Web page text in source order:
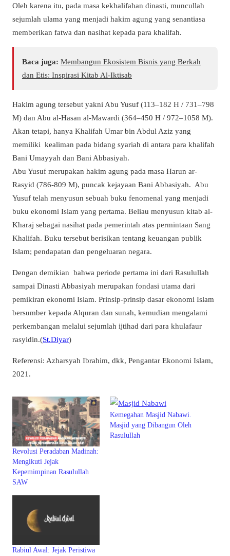
Oleh karena itu, pada masa kekhalifahan dinasti, muncullah
sejumlah ulama yang menjadi hakim agung yang senantiasa
memberikan fatwa dan nasihat kepada para khalifah.
Baca juga: Membangun Ekosistem Bisnis yang Berkah
dan Etis: Inspirasi Kitab Al-Iktisab
Hakim agung tersebut yakni Abu Yusuf (113–182 H / 731–798
M) dan Abu al-Hasan al-Mawardi (364–450 H / 972–1058 M).
Akan tetapi, hanya Khalifah Umar bin Abdul Aziz yang
memiliki kealiman pada bidang syariah di antara para khalifah
Bani Umayyah dan Bani Abbasiyah.
Abu Yusuf merupakan hakim agung pada masa Harun ar-
Rasyid (786-809 M), puncak kejayaan Bani Abbasiyah. Abu
Yusuf telah menyusun sebuah buku fenomenal yang menjadi
buku ekonomi Islam yang pertama. Beliau menyusun kitab al-
Kharaj sebagai nasihat pada pemerintah atas permintaan Sang
Khalifah. Buku tersebut berisikan tentang keuangan publik
Islam; pendapatan dan pengeluaran negara.
Dengan demikian bahwa periode pertama ini dari Rasulullah
sampai Dinasti Abbasiyah merupakan fondasi utama dari
pemikiran ekonomi Islam. Prinsip-prinsip dasar ekonomi Islam
bersumber kepada Alquran dan sunah, kemudian mengalami
perkembangan melalui sejumlah ijtihad dari para khulafaur
rasyidin.(St.Diyar)
Referensi: Azharsyah Ibrahim, dkk, Pengantar Ekonomi Islam,
2021.
Revolusi Peradaban Madinah:
Mengikuti Jejak
Kepemimpinan Rasulullah
SAW
Kemegahan Masjid Nabawi.
Masjid yang Dibangun Oleh
Rasulullah
Rabiul Awal: Jejak Peristiwa